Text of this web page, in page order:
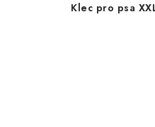
Klec pro psa